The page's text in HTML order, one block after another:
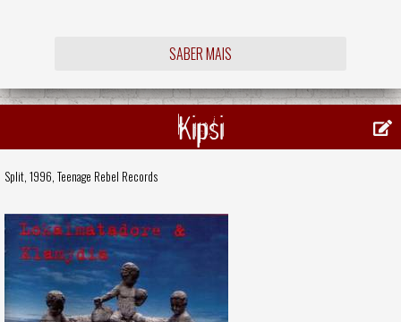
SABER MAIS
Kipsi
Split, 1996, Teenage Rebel Records